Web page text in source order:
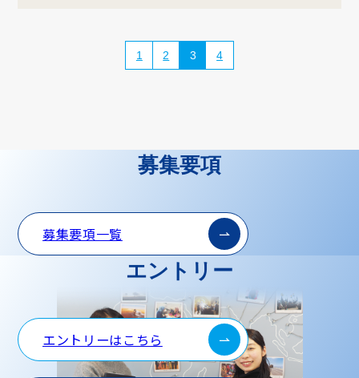
1 2 3 4
募集要項
募集要項一覧
エントリー
エントリーはこちら